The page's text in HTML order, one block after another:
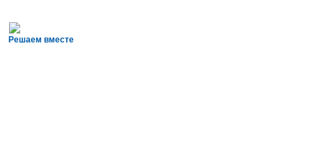
Решаем вместе